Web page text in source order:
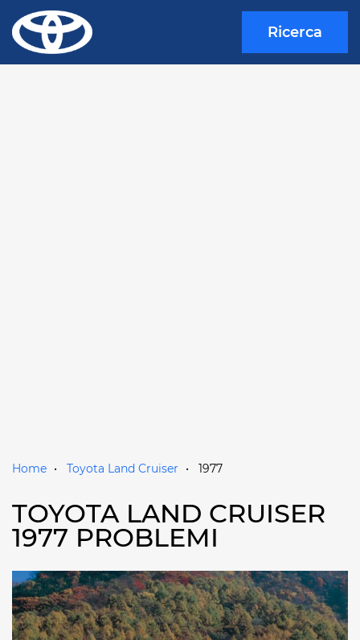
Ricerca
Home Toyota Land Cruiser 1977
TOYOTA LAND CRUISER
1977 PROBLEMI